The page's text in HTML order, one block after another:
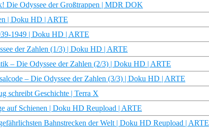
Die Odyssee der Großtrappen | MDR DOK
| Doku HD | ARTE
1949 | Doku HD | ARTE
der Zahlen (1/3) | Doku HD | ARTE
– Die Odyssee der Zahlen (2/3) | Doku HD | ARTE
– Die Odyssee der Zahlen (3/3) | Doku HD | ARTE
schreibt Geschichte | Terra X
auf Schienen | Doku HD Reupload | ARTE
Bahnstrecken der Welt | Doku HD Reupload | ARTE